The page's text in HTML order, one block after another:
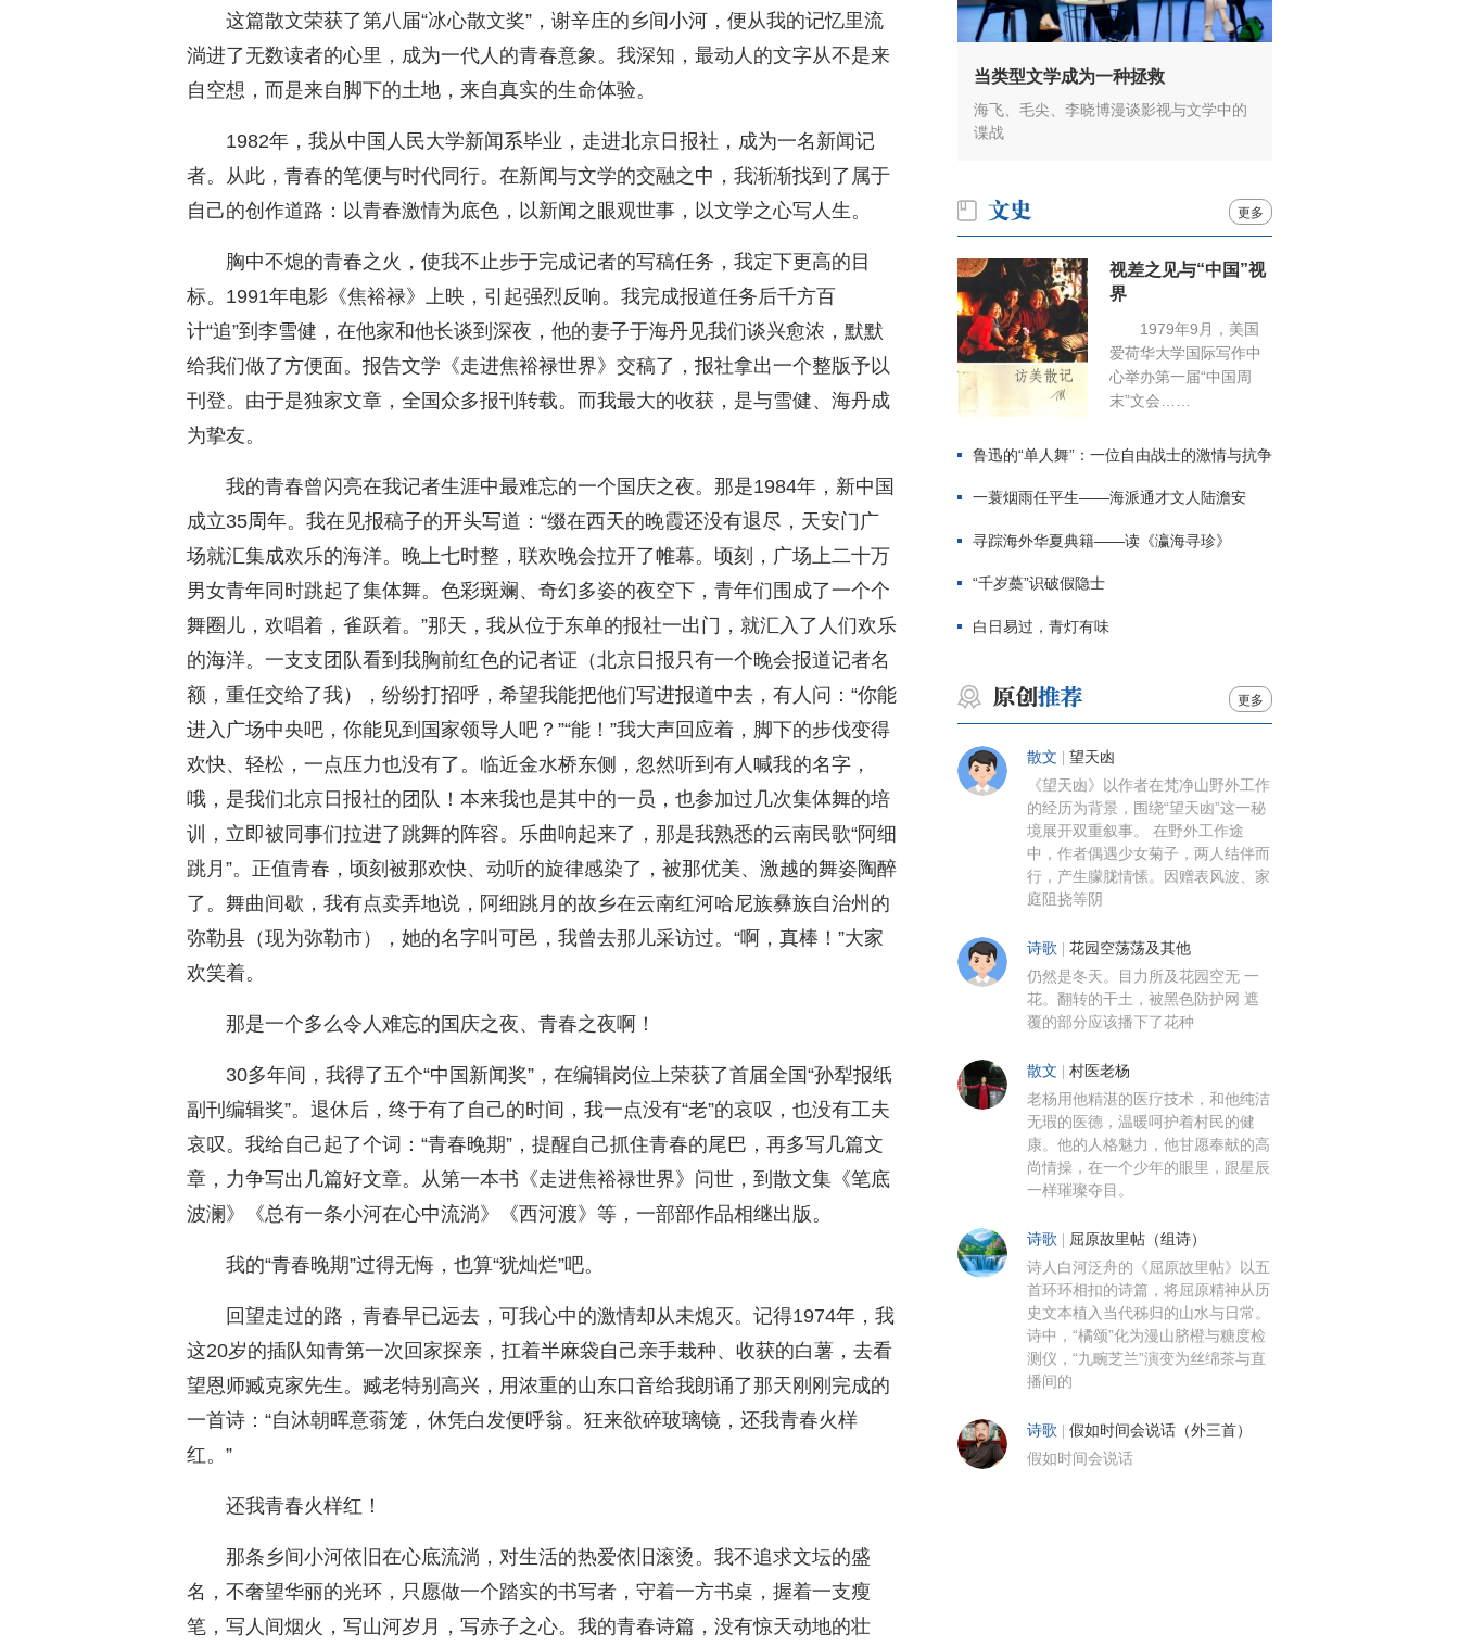
这篇散文荣获了第八届“冰心散文奖”，谢辛庄的乡间小河，便从我的记忆里流
淌进了无数读者的心里，成为一代人的青春意象。我深知，最动人的文字从不是来
自空想，而是来自脚下的土地，来自真实的生命体验。
1982年，我从中国人民大学新闻系毕业，走进北京日报社，成为一名新闻记
者。从此，青春的笔便与时代同行。在新闻与文学的交融之中，我渐渐找到了属于
自己的创作道路：以青春激情为底色，以新闻之眼观世事，以文学之心写人生。
胸中不熄的青春之火，使我不止步于完成记者的写稿任务，我定下更高的目
标。1991年电影《焦裕禄》上映，引起强烈反响。我完成报道任务后千方百
计“追”到李雪健，在他家和他长谈到深夜，他的妻子于海丹见我们谈兴愈浓，默默
给我们做了方便面。报告文学《走进焦裕禄世界》交稿了，报社拿出一个整版予以
刊登。由于是独家文章，全国众多报刊转载。而我最大的收获，是与雪健、海丹成
为挚友。
我的青春曾闪亮在我记者生涯中最难忘的一个国庆之夜。那是1984年，新中国
成立35周年。我在见报稿子的开头写道：“缀在西天的晚霞还没有退尽，天安门广
场就汇集成欢乐的海洋。晚上七时整，联欢晚会拉开了帷幕。顷刻，广场上二十万
男女青年同时跳起了集体舞。色彩斑斓、奇幻多姿的夜空下，青年们围成了一个个
舞圈儿，欢唱着，雀跃着。”那天，我从位于东单的报社一出门，就汇入了人们欢乐
的海洋。一支支团队看到我胸前红色的记者证（北京日报只有一个晚会报道记者名
额，重任交给了我），纷纷打招呼，希望我能把他们写进报道中去，有人问：“你能
进入广场中央吧，你能见到国家领导人吧？”“能！”我大声回应着，脚下的步伐变得
欢快、轻松，一点压力也没有了。临近金水桥东侧，忽然听到有人喊我的名字，
哦，是我们北京日报社的团队！本来我也是其中的一员，也参加过几次集体舞的培
训，立即被同事们拉进了跳舞的阵容。乐曲响起来了，那是我熟悉的云南民歌“阿细
跳月”。正值青春，顷刻被那欢快、动听的旋律感染了，被那优美、激越的舞姿陶醉
了。舞曲间歇，我有点卖弄地说，阿细跳月的故乡在云南红河哈尼族彝族自治州的
弥勒县（现为弥勒市），她的名字叫可邑，我曾去那儿采访过。“啊，真棒！”大家
欢笑着。
那是一个多么令人难忘的国庆之夜、青春之夜啊！
30多年间，我得了五个“中国新闻奖”，在编辑岗位上荣获了首届全国“孙犁报纸
副刊编辑奖”。退休后，终于有了自己的时间，我一点没有“老”的哀叹，也没有工夫
哀叹。我给自己起了个词：“青春晚期”，提醒自己抓住青春的尾巴，再多写几篇文
章，力争写出几篇好文章。从第一本书《走进焦裕禄世界》问世，到散文集《笔底
波澜》《总有一条小河在心中流淌》《西河渡》等，一部部作品相继出版。
我的“青春晚期”过得无悔，也算“犹灿烂”吧。
回望走过的路，青春早已远去，可我心中的激情却从未熄灭。记得1974年，我
这20岁的插队知青第一次回家探亲，扛着半麻袋自己亲手栽种、收获的白薯，去看
望恩师臧克家先生。臧老特别高兴，用浓重的山东口音给我朗诵了那天刚刚完成的
一首诗：“自沐朝晖意蓊笼，休凭白发便呼翁。狂来欲碎玻璃镜，还我青春火样
红。”
还我青春火样红！
那条乡间小河依旧在心底流淌，对生活的热爱依旧滚烫。我不追求文坛的盛
名，不奢望华丽的光环，只愿做一个踏实的书写者，守着一方书桌，握着一支瘦
笔，写人间烟火，写山河岁月，写赤子之心。我的青春诗篇，没有惊天动地的壮
当类型文学成为一种拯救
海飞、毛尖、李晓博漫谈影视与文学中的
谍战
更多
视差之见与“中国”视
界
1979年9月，美国
爱荷华大学国际写作中
心举办第一届“中国周
末”文会……
鲁迅的“单人舞”：一位自由战士的激情与抗争
一蓑烟雨任平生——海派通才文人陆澹安
寻踪海外华夏典籍——读《瀛海寻珍》
“千岁蘽”识破假隐士
白日易过，青灯有味
更多
散文 望天凼
《望天凼》以作者在梵净山野外工作
的经历为背景，围绕“望天凼”这一秘
境展开双重叙事。 在野外工作途
中，作者偶遇少女菊子，两人结伴而
行，产生朦胧情愫。因赠表风波、家
庭阻挠等阴
诗歌 花园空荡荡及其他
仍然是冬天。目力所及花园空无 一
花。翻转的干土，被黑色防护网 遮
覆的部分应该播下了花种
散文 村医老杨
老杨用他精湛的医疗技术，和他纯洁
无瑕的医德，温暖呵护着村民的健
康。他的人格魅力，他甘愿奉献的高
尚情操，在一个少年的眼里，跟星辰
一样璀璨夺目。
诗歌 屈原故里帖（组诗）
诗人白河泛舟的《屈原故里帖》以五
首环环相扣的诗篇，将屈原精神从历
史文本植入当代秭归的山水与日常。
诗中，“橘颂”化为漫山脐橙与糖度检
测仪，“九畹芝兰”演变为丝绵茶与直
播间的
诗歌 假如时间会说话（外三首）
假如时间会说话